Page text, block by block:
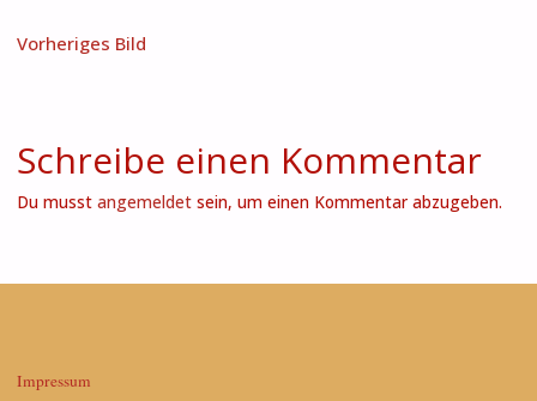
Vorheriges Bild
Schreibe einen Kommentar
Du musst angemeldetsein, um einen Kommentar abzugeben.
Impressum